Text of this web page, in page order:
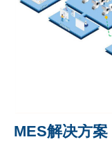
MES解决方案